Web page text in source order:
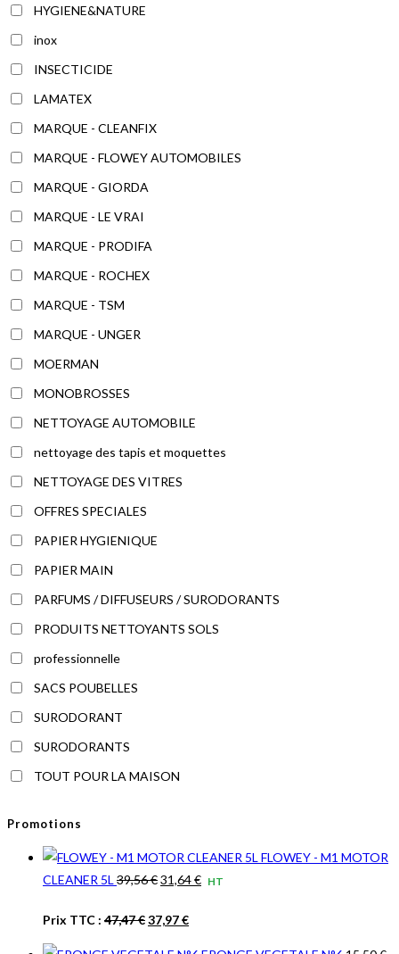
HYGIENE&NATURE
inox
INSECTICIDE
LAMATEX
MARQUE - CLEANFIX
MARQUE - FLOWEY AUTOMOBILES
MARQUE - GIORDA
MARQUE - LE VRAI
MARQUE - PRODIFA
MARQUE - ROCHEX
MARQUE - TSM
MARQUE - UNGER
MOERMAN
MONOBROSSES
NETTOYAGE AUTOMOBILE
nettoyage des tapis et moquettes
NETTOYAGE DES VITRES
OFFRES SPECIALES
PAPIER HYGIENIQUE
PAPIER MAIN
PARFUMS / DIFFUSEURS / SURODORANTS
PRODUITS NETTOYANTS SOLS
professionnelle
SACS POUBELLES
SURODORANT
SURODORANTS
TOUT POUR LA MAISON
Promotions
FLOWEY - M1 MOTOR
CLEANER 5L 39,56€Le
initial
31,64€LeHT
Prix TTC : 47,47€Le
37,97€Le